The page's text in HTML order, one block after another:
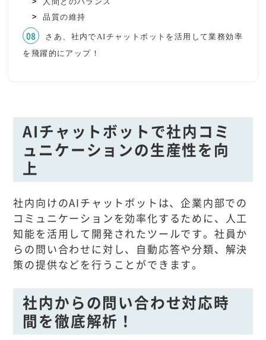
品質の維持
さあ、社内でAIチャットボットを活用して業務効率
を飛躍的にアップ！
AIチャットボットで社内コミ
ュニケーションの生産性を向
上
社内向けのAIチャットボットは、企業内部での
コミュニケーションを効率化するために、人工
知能を活用して開発されたツールです。社員か
らの問い合わせに対し、自動応答や分類、解決
策の提供などを行うことができます。
社内からの問い合わせ対応時
間を徹底解析！